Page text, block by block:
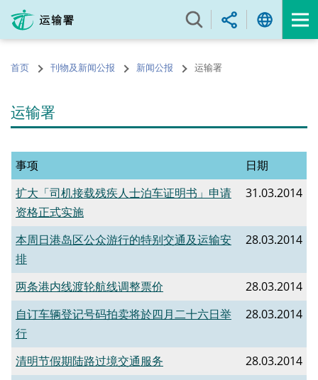
内
的首页 刊物及新闻公报 新闻公报 运输署
运输署
事项
日期
扩大「司机接载残疾人士泊车证明书」申请
资格正式实施
31.03.2014
本周日港岛区公众游行的特别交通及运输安
排
28.03.2014
两条港内线渡轮航线调整票价
28.03.2014
自订车辆登记号码拍卖将於四月二十六日举
行
28.03.2014
清明节假期陆路过境交通服务
28.03.2014